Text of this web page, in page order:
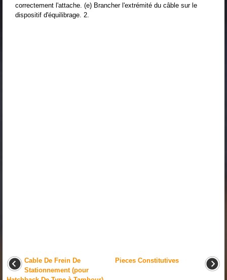
correctement l'attache. (e) Brancher l'extrémité du câble sur le
dispositif d'équilibrage. 2.
Cable De Frein De
Stationnement (pour
Pieces Constitutives